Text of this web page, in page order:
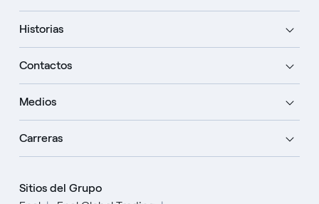
Historias
Contactos
Medios
Carreras
Sitios del Grupo